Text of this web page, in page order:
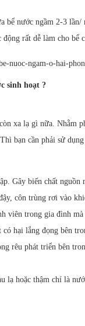
bể nước ngầm 2-3
rất dễ làm cho bể
sinh hoạt ?
xa lạ gì nữa. Nhằm
bạn cần phải sử
Gây biến chất nguồn
côn trùng rơi vào
viên trong gia đình
hại lắng đọng bên
rêu phát triển bên
lạ hoặc thậm chí là